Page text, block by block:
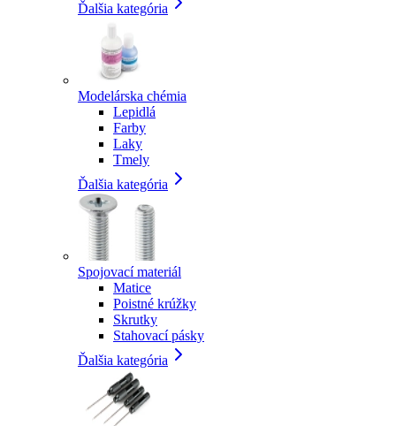
Ďalšia kategória
Modelárska chémia
Lepidlá
Farby
Laky
Tmely
Ďalšia kategória
Spojovací materiál
Matice
Poistné krúžky
Skrutky
Stahovací pásky
Ďalšia kategória